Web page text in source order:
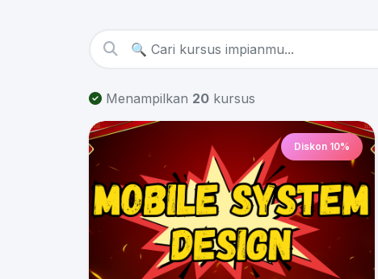
Menampilkan 20 kursus
Diskon 10%